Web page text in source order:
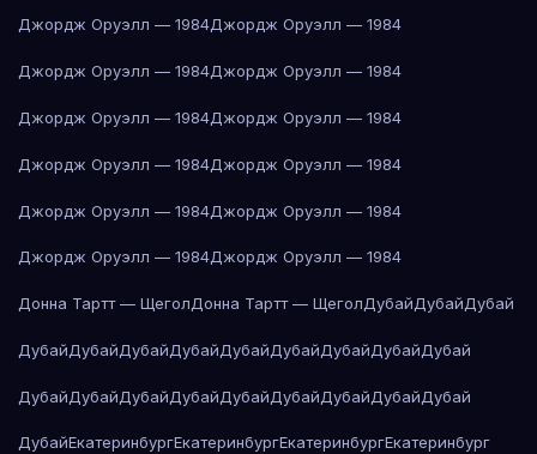
Джордж Оруэлл — 1984Джордж Оруэлл — 1984
Джордж Оруэлл — 1984Джордж Оруэлл — 1984
Джордж Оруэлл — 1984Джордж Оруэлл — 1984
Джордж Оруэлл — 1984Джордж Оруэлл — 1984
Джордж Оруэлл — 1984Джордж Оруэлл — 1984
Джордж Оруэлл — 1984Джордж Оруэлл — 1984
Донна Тартт — ЩеголДонна Тартт — ЩеголДубайДубайДубай
ДубайДубайДубайДубайДубайДубайДубайДубайДубай
ДубайДубайДубайДубайДубайДубайДубайДубайДубай
ДубайЕкатеринбургЕкатеринбургЕкатеринбургЕкатеринбург